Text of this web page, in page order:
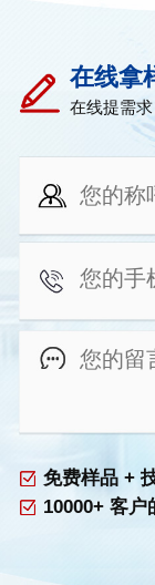
在线拿
在线提需
免费样品 +
10000+ 客户